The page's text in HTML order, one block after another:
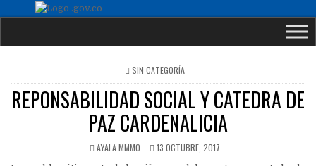
POSTED
IN
SIN CATEGORÍA
REPONSABILIDAD SOCIAL Y CATEDRA DE
PAZ CARDENALICIA
AYALA MMMO 13 OCTUBRE, 2017